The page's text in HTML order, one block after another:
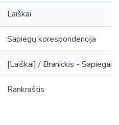
Laiškai
Sapiegų korespondencija
[Laiškai] / Branickis - Sapiegai
Rankraštis